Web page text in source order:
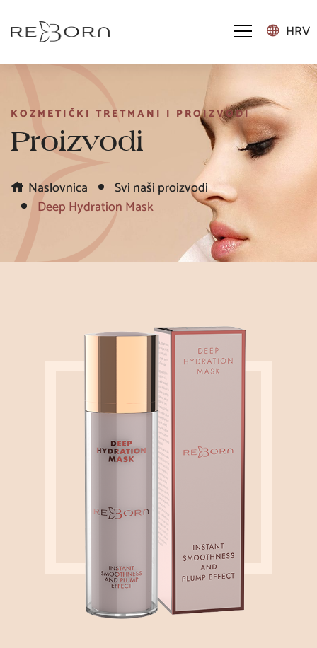
HRV
KOZMETIČKI TRETMANI I PROIZVODI
Proizvodi
Naslovnica
Svi naši proizvodi
Deep Hydration Mask